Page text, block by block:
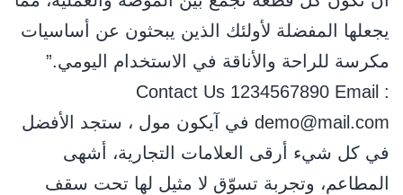
ﻳﺠﻌﻠﻬﺎ اﻟﻤﻔﻀﻠﺔ ﻷوﻟﺌﻚ اﻟﺬﻳﻦ ﻳﺒﺤﺜﻮن ﻋﻦ أﺳﺎﺳﻴﺎت
ﻣﻜﺮﺳﺔ ﻟﻠﺮاﺣﺔ واﻷﻧﺎﻗﺔ ﻓﻲ اﻻﺳﺘﺨﺪام اﻟﻴﻮﻣﻲ.”
Contact Us 1234567890 Email :
demo@mail.com في آيكون مول ، ستجد الأفضل
في كل شيء أرقى العلامات التجارية، أشهى
المطاعم، وتجربة تسوّق لا مثيل لها تحت سقف